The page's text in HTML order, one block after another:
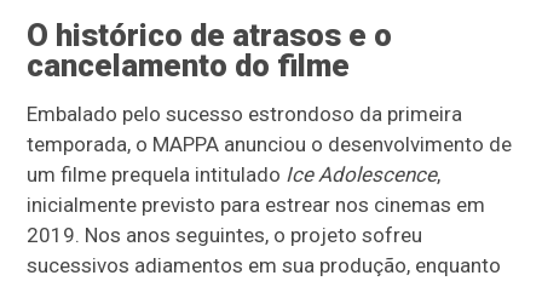
O histórico de atrasos e o
cancelamento do filme
Embalado pelo sucesso estrondoso da primeira
temporada, o MAPPA anunciou o desenvolvimento de
um filme prequela intitulado Ice Adolescence,
inicialmente previsto para estrear nos cinemas em
2019. Nos anos seguintes, o projeto sofreu
sucessivos adiamentos em sua produção, enquanto